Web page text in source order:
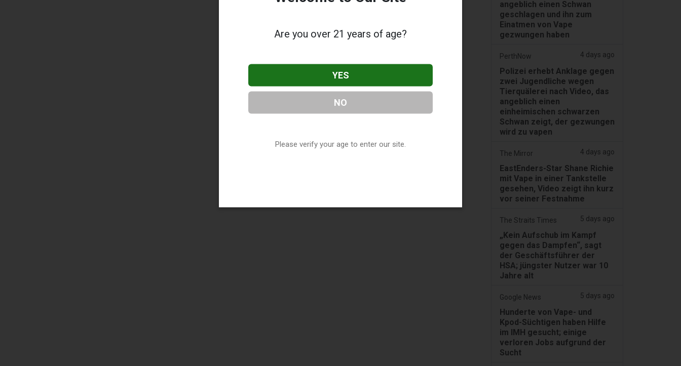
angeblich einen Schwan
geschlagen und ihn zum
Einatmen von Vape
gezwungen haben
PerthNow 4 days ago
Polizei erhebt Anklage gegen
zwei Jugendliche wegen
Tierquälerei nach Video, das
angeblich einen
einheimischen schwarzen
Schwan zeigt, der gezwungen
wird zu vapen
The Mirror 4 days ago
EastEnders-Star Shane Richie
mit Vape in einer Tankstelle
gesehen, Video zeigt ihn kurz
vor seiner Festnahme
The Straits Times 5 days ago
„Kein Aufschub im Kampf
gegen das Dampfen“, sagt
der Geschäftsführer der
HSA; jüngster Nutzer war 10
Jahre alt
Google News 5 days ago
Hunderte von Vape- und
Kpod-Süchtigen haben Hilfe
im IMH gesucht; einige
verloren Jobs aufgrund der
Sucht
Are you over 21 years of age?
YES
NO
Please verify your age to enter our site.